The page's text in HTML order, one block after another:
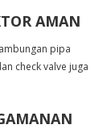
AMAN
pipa
check valve juga